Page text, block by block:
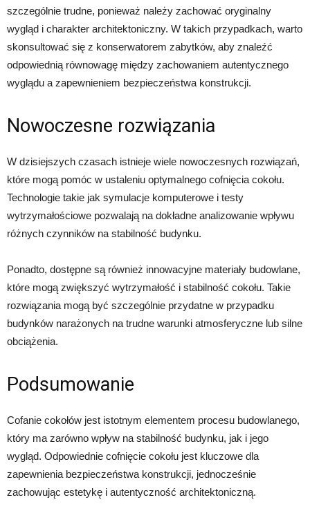
szczególnie trudne, ponieważ należy zachować oryginalny
wygląd i charakter architektoniczny. W takich przypadkach, warto
skonsultować się z konserwatorem zabytków, aby znaleźć
odpowiednią równowagę między zachowaniem autentycznego
wyglądu a zapewnieniem bezpieczeństwa konstrukcji.
Nowoczesne rozwiązania
W dzisiejszych czasach istnieje wiele nowoczesnych rozwiązań,
które mogą pomóc w ustaleniu optymalnego cofnięcia cokołu.
Technologie takie jak symulacje komputerowe i testy
wytrzymałościowe pozwalają na dokładne analizowanie wpływu
różnych czynników na stabilność budynku.
Ponadto, dostępne są również innowacyjne materiały budowlane,
które mogą zwiększyć wytrzymałość i stabilność cokołu. Takie
rozwiązania mogą być szczególnie przydatne w przypadku
budynków narażonych na trudne warunki atmosferyczne lub silne
obciążenia.
Podsumowanie
Cofanie cokołów jest istotnym elementem procesu budowlanego,
który ma zarówno wpływ na stabilność budynku, jak i jego
wygląd. Odpowiednie cofnięcie cokołu jest kluczowe dla
zapewnienia bezpieczeństwa konstrukcji, jednocześnie
zachowując estetykę i autentyczność architektoniczną.